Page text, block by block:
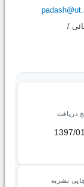
/
دریافت
1397/
نشریه